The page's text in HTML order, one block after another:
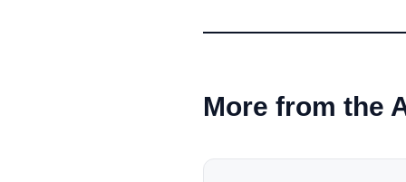
More from the